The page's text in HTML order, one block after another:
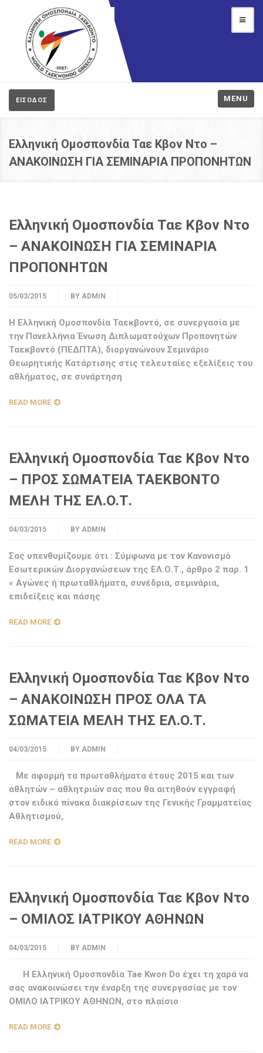
ΕΙΣΟΔΟΣ MENU
Ελληνική Ομοσπονδία Ταε Κβον Ντο –
ΑΝΑΚΟΙΝΩΣΗ ΓΙΑ ΣΕΜΙΝΑΡΙΑ ΠΡΟΠΟΝΗΤΩΝ
Ελληνική Ομοσπονδία Ταε Κβον Ντο
– ΑΝΑΚΟΙΝΩΣΗ ΓΙΑ ΣΕΜΙΝΑΡΙΑ
ΠΡΟΠΟΝΗΤΩΝ
05/03/2015 BY ADMIN
Η Ελληνική Ομοσπονδία Ταεκβοντό, σε συνεργασία με
την Πανελλήνια Ένωση Διπλωματούχων Προπονητών
Ταεκβοντό (ΠΕΔΠΤΑ), διοργανώνουν Σεμινάριο
Θεωρητικής Κατάρτισης στις τελευταίες εξελίξεις του
αθλήματος, σε συνάρτηση
READ MORE
Ελληνική Ομοσπονδία Ταε Κβον Ντο
– ΠΡΟΣ ΣΩΜΑΤΕΙΑ ΤΑΕΚΒΟΝΤΟ
ΜΕΛΗ ΤΗΣ ΕΛ.Ο.Τ.
04/03/2015 BY ADMIN
Σας υπενθυμίζουμε ότι : Σύμφωνα με τον Κανονισμό
Εσωτερικών Διοργανώσεων της ΕΛ.Ο.Τ., άρθρο 2 παρ. 1
« Αγώνες ή πρωταθλήματα, συνέδρια, σεμινάρια,
επιδείξεις και πάσης
READ MORE
Ελληνική Ομοσπονδία Ταε Κβον Ντο
– ΑΝΑΚΟΙΝΩΣΗ ΠΡΟΣ ΟΛΑ ΤΑ
ΣΩΜΑΤΕΙΑ ΜΕΛΗ ΤΗΣ ΕΛ.Ο.Τ.
04/03/2015 BY ADMIN
Με αφορμή τα πρωταθλήματα έτους 2015 και των
αθλητών – αθλητριών σας που θα αιτηθούν εγγραφή
στον ειδικό πίνακα διακρίσεων της Γενικής Γραμματείας
Αθλητισμού,
READ MORE
Ελληνική Ομοσπονδία Ταε Κβον Ντο
– ΟΜΙΛΟΣ ΙΑΤΡΙΚΟΥ ΑΘΗΝΩΝ
04/03/2015 BY ADMIN
Η Ελληνική Ομοσπονδία Tae Kwon Do έχει τη χαρά να
σας ανακοινώσει την έναρξη της συνεργασίας με τον
ΟΜΙΛΟ ΙΑΤΡΙΚΟΥ ΑΘΗΝΩΝ, στο πλαίσιο
READ MORE